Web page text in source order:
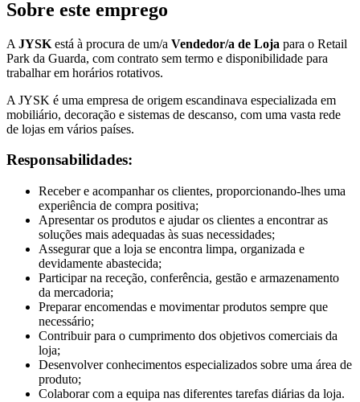
Sobre este emprego
A JYSK está à procura de um/a Vendedor/a de Loja para o Retail
Park da Guarda, com contrato sem termo e disponibilidade para
trabalhar em horários rotativos.
A JYSK é uma empresa de origem escandinava especializada em
mobiliário, decoração e sistemas de descanso, com uma vasta rede
de lojas em vários países.
Responsabilidades:
Receber e acompanhar os clientes, proporcionando-lhes uma
experiência de compra positiva;
Apresentar os produtos e ajudar os clientes a encontrar as
soluções mais adequadas às suas necessidades;
Assegurar que a loja se encontra limpa, organizada e
devidamente abastecida;
Participar na receção, conferência, gestão e armazenamento
da mercadoria;
Preparar encomendas e movimentar produtos sempre que
necessário;
Contribuir para o cumprimento dos objetivos comerciais da
loja;
Desenvolver conhecimentos especializados sobre uma área de
produto;
Colaborar com a equipa nas diferentes tarefas diárias da loja.